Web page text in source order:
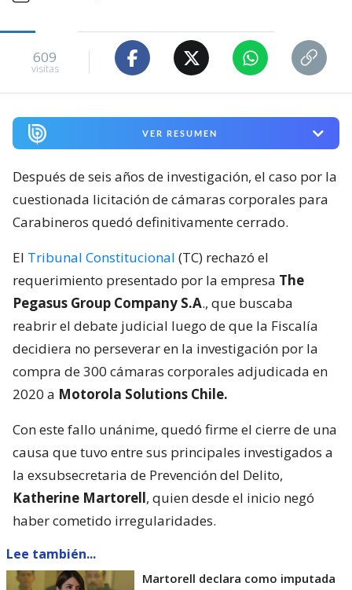
609
visitas
VER RESUMEN
Después de seis años de investigación, el caso por la
cuestionada licitación de cámaras corporales para
Carabineros quedó definitivamente cerrado.
El Tribunal Constitucional (TC) rechazó el
requerimiento presentado por la empresa The
Pegasus Group Company S.A., que buscaba
reabrir el debate judicial luego de que la Fiscalía
decidiera no perseverar en la investigación por la
compra de 300 cámaras corporales adjudicada en
2020 a Motorola Solutions Chile.
Con este fallo unánime, quedó firme el cierre de una
causa que tuvo entre sus principales investigados a
la exsubsecretaria de Prevención del Delito,
Katherine Martorell, quien desde el inicio negó
haber cometido irregularidades.
Lee también...
Martorell declara como imputada